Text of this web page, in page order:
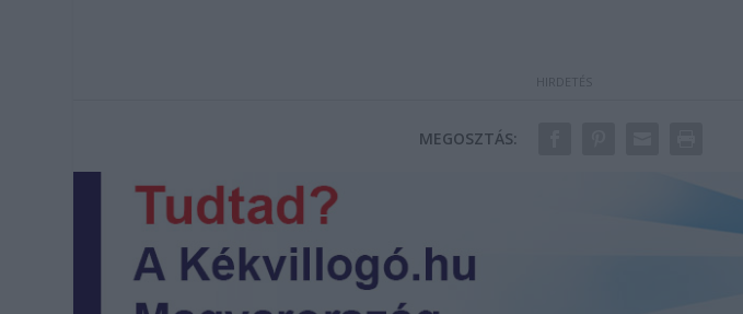
MEGOSZTÁS: